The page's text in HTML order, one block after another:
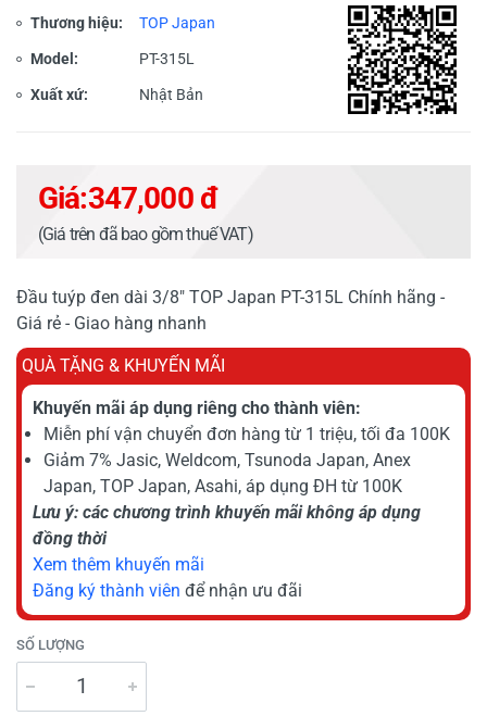
Thương hiệu: TOP Japan
Model: PT-315L
Xuất xứ: Nhật Bản
Giá:347,000 đ
(Giá trên đã bao gồm thuế VAT)
Đầu tuýp đen dài 3/8" TOP Japan PT-315L Chính hãng -
Giá rẻ - Giao hàng nhanh
QUÀ TẶNG & KHUYẾN MÃI
Khuyến mãi áp dụng riêng cho thành viên:
Miễn phí vận chuyển đơn hàng từ 1 triệu, tối đa 100K
Giảm 7% Jasic, Weldcom, Tsunoda Japan, Anex
Japan, TOP Japan, Asahi, áp dụng ĐH từ 100K
Lưu ý: các chương trình khuyến mãi không áp dụng
đồng thời
Xem thêm khuyến mãi
Đăng ký thành viên để nhận ưu đãi
SỐ LƯỢNG